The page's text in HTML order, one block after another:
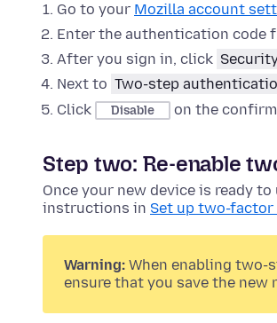
Go to your Mozilla account
Enter the authentication code
After you sign in, click
Next to Two-step
Click
Disable on the
Step two: Re-enable
Once your new device is ready
instructions in Set up two-
Warning: When enabling two-
ensure that you save the